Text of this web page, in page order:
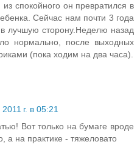
спокойного он превратился в
Сейчас нам почти 3 года
лучшую сторону.Неделю назад
нормально, после выходных
(пока ходим на два часа).
г. в 05:21
Вот только на бумаге вроде
а на практике - тяжеловато